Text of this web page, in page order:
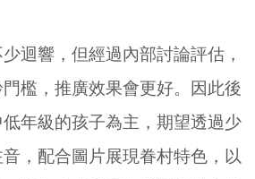
迴響，但經過內部討論評估，
檻，推廣效果會更好。因此後
年級的孩子為主，期望透過少
，配合圖片展現眷村特色，以